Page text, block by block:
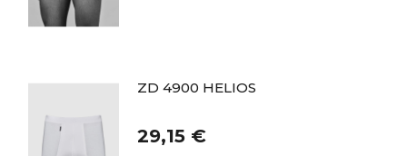
ZD 4900 HELIOS
29,15 €